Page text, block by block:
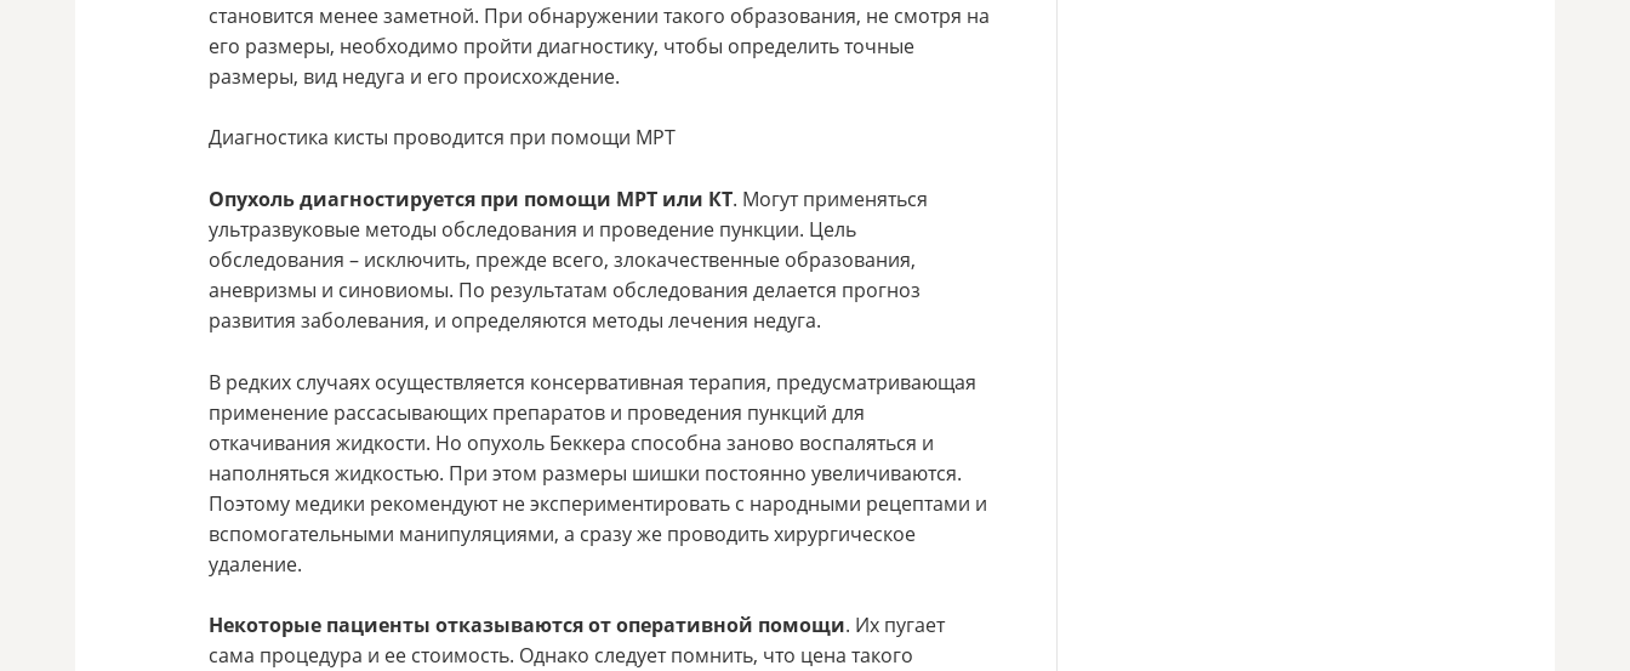
становится менее заметной. При обнаружении такого образования, не смотря на
его размеры, необходимо пройти диагностику, чтобы определить точные
размеры, вид недуга и его происхождение.
Диагностика кисты проводится при помощи МРТ
Опухоль диагностируется при помощи МРТ или КТ. Могут применяться
ультразвуковые методы обследования и проведение пункции. Цель
обследования – исключить, прежде всего, злокачественные образования,
аневризмы и синовиомы. По результатам обследования делается прогноз
развития заболевания, и определяются методы лечения недуга.
В редких случаях осуществляется консервативная терапия, предусматривающая
применение рассасывающих препаратов и проведения пункций для
откачивания жидкости. Но опухоль Беккера способна заново воспаляться и
наполняться жидкостью. При этом размеры шишки постоянно увеличиваются.
Поэтому медики рекомендуют не экспериментировать с народными рецептами и
вспомогательными манипуляциями, а сразу же проводить хирургическое
удаление.
Некоторые пациенты отказываются от оперативной помощи. Их пугает
сама процедура и ее стоимость. Однако следует помнить, что цена такого